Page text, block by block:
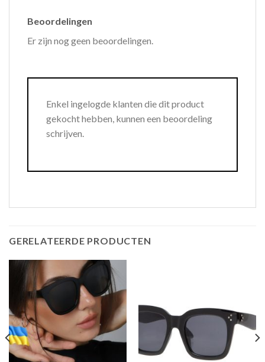
Beoordelingen
Er zijn nog geen beoordelingen.
Enkel ingelogde klanten die dit product
gekocht hebben, kunnen een beoordeling
schrijven.
GERELATEERDE PRODUCTEN